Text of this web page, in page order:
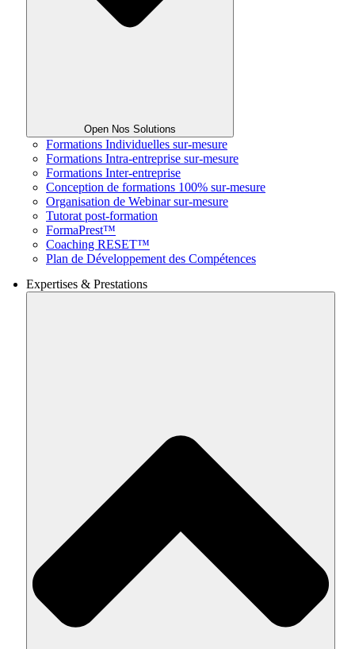
Open Nos Solutions
Formations Individuelles sur-mesure
Formations Intra-entreprise sur-mesure
Formations Inter-entreprise
Conception de formations 100% sur-mesure
Organisation de Webinar sur-mesure
Tutorat post-formation
FormaPrest™
Coaching RESET™
Plan de Développement des Compétences
Expertises & Prestations